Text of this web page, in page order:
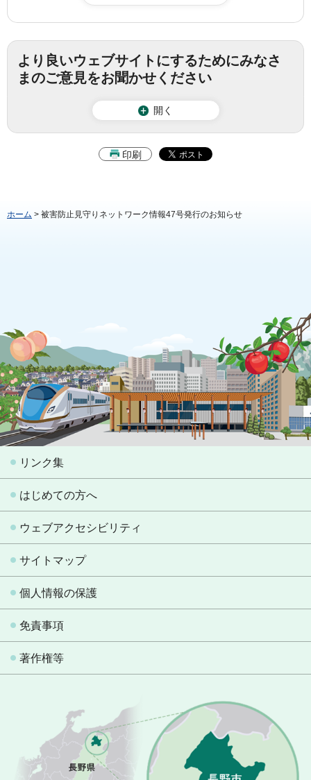
より良いウェブサイトにするためにみなさ
まのご意見をお聞かせください
開く
印刷
ホーム > 被害防止見守りネットワーク情報47号発行のお知らせ
リンク集
はじめての方へ
ウェブアクセシビリティ
サイトマップ
個人情報の保護
免責事項
著作権等